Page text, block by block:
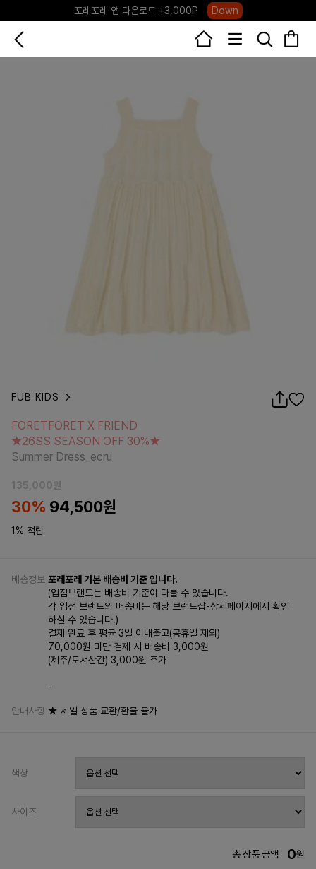
포레포레 앱 다운로드 +3,000P
Down
하우스오브캐러셀, 국내단독 프리오더(~8/10) Click
FUB KIDS
★26SS SEASON OFF 30%★
Summer Dress_ecru
FORETFORET X FRIEND
★26SS SEASON OFF 30%★
Summer Dress_ecru
135,000원
30% 94,500원
1% 적립
배송정보 포레포레 기본 배송비 기준 입니다.
(입점브랜드는 배송비 기준이 다를 수 있습니다.
각 입점 브랜드의 배송비는 해당 브랜드샵-상세페이지에서 확인
하실 수 있습니다.)
결제 완료 후 평균 3일 이내출고(공휴일 제외)
70,000원 미만 결제 시 배송비 3,000원
(제주/도서산간) 3,000원 추가
-
안내사항 ★ 세일 상품 교환/환불 불가
색상
사이즈
총 상품 금액 0원